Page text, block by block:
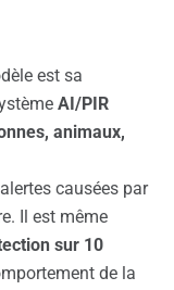
est sa
AI/PIR
animaux,
causées par
Il est même
sur 10
de la